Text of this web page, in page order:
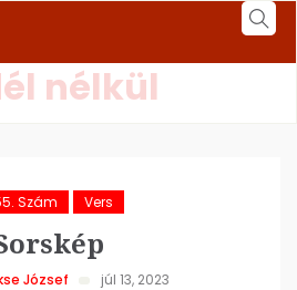
nélkül
Szám Vers
József júl 13, 2023